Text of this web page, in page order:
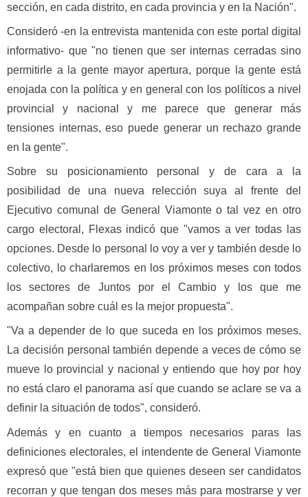
sección, en cada distrito, en cada provincia y en la Nación".
Consideró -en la entrevista mantenida con este portal digital
informativo- que "no tienen que ser internas cerradas sino
permitirle a la gente mayor apertura, porque la gente está
enojada con la política y en general con los políticos a nivel
provincial y nacional y me parece que generar más
tensiones internas, eso puede generar un rechazo grande
en la gente".
Sobre su posicionamiento personal y de cara a la
posibilidad de una nueva relección suya al frente del
Ejecutivo comunal de General Viamonte o tal vez en otro
cargo electoral, Flexas indicó que "vamos a ver todas las
opciones. Desde lo personal lo voy a ver y también desde lo
colectivo, lo charlaremos en los próximos meses con todos
los sectores de Juntos por el Cambio y los que me
acompañan sobre cuál es la mejor propuesta".
"Va a depender de lo que suceda en los próximos meses.
La decisión personal también depende a veces de cómo se
mueve lo provincial y nacional y entiendo que hoy por hoy
no está claro el panorama así que cuando se aclare se va a
definir la situación de todos", consideró.
Además y en cuanto a tiempos necesarios paras las
definiciones electorales, el intendente de General Viamonte
expresó que "está bien que quienes deseen ser candidatos
recorran y que tengan dos meses más para mostrarse y ver